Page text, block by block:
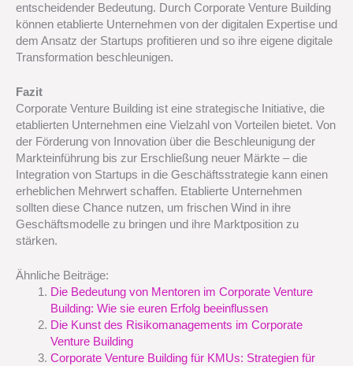
entscheidender Bedeutung. Durch Corporate Venture Building
können etablierte Unternehmen von der digitalen Expertise und
dem Ansatz der Startups profitieren und so ihre eigene digitale
Transformation beschleunigen.
Fazit
Corporate Venture Building ist eine strategische Initiative, die
etablierten Unternehmen eine Vielzahl von Vorteilen bietet. Von
der Förderung von Innovation über die Beschleunigung der
Markteinführung bis zur Erschließung neuer Märkte – die
Integration von Startups in die Geschäftsstrategie kann einen
erheblichen Mehrwert schaffen. Etablierte Unternehmen
sollten diese Chance nutzen, um frischen Wind in ihre
Geschäftsmodelle zu bringen und ihre Marktposition zu
stärken.
Ähnliche Beiträge:
Die Bedeutung von Mentoren im Corporate Venture
Building: Wie sie euren Erfolg beeinflussen
Die Kunst des Risikomanagements im Corporate
Venture Building
Corporate Venture Building für KMUs: Strategien für